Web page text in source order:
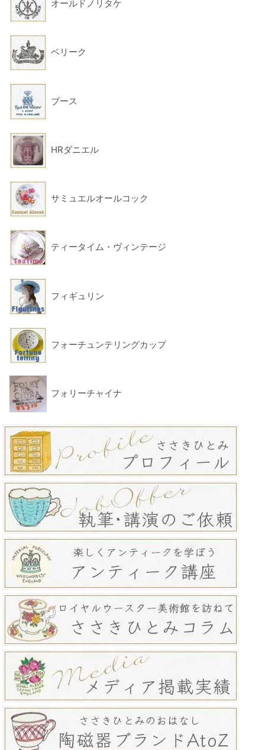
オールドノリタケ
ベリーク
ブース
HRダニエル
サミュエルオールコック
ティータイム・ヴィンテージ
フィギュリン
フォーチュンテリングカップ
フォリーチャイナ